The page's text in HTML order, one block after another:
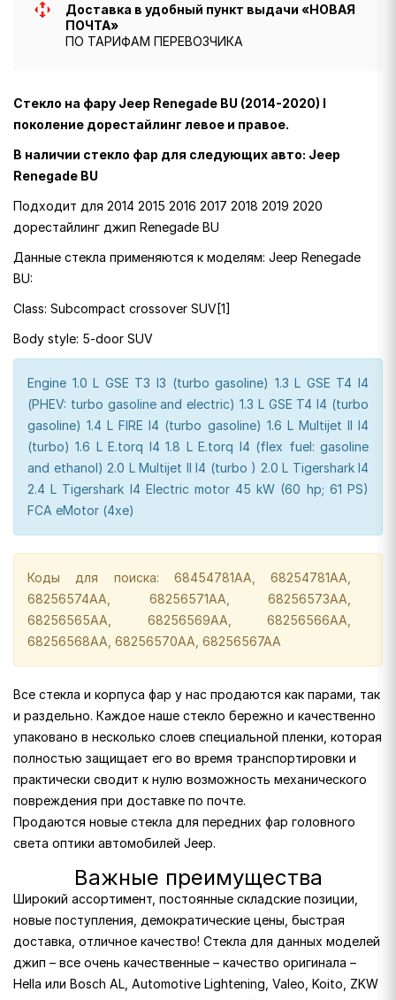
Доставка в удобный пункт выдачи «НОВАЯ
ПОЧТА»
ПО ТАРИФАМ ПЕРЕВОЗЧИКА
Стекло на фару Jeep Renegade BU (2014-2020) I
поколение дорестайлинг левое и правое.
В наличии стекло фар для следующих авто: Jeep
Renegade BU
Подходит для 2014 2015 2016 2017 2018 2019 2020
дорестайлинг джип Renegade BU
Данные стекла применяются к моделям: Jeep Renegade
BU:
Class: Subcompact crossover SUV[1]
Body style: 5-door SUV
Engine 1.0 L GSE T3 I3 (turbo gasoline) 1.3 L GSE T4 I4
(PHEV: turbo gasoline and electric) 1.3 L GSE T4 I4 (turbo
gasoline) 1.4 L FIRE I4 (turbo gasoline) 1.6 L Multijet II I4
(turbo) 1.6 L E.torq I4 1.8 L E.torq I4 (flex fuel: gasoline
and ethanol) 2.0 L Multijet II I4 (turbo ) 2.0 L Tigershark I4
2.4 L Tigershark I4 Electric motor 45 kW (60 hp; 61 PS)
FCA eMotor (4xe)
Коды для поиска: 68454781AA, 68254781AA,
68256574AA, 68256571AA, 68256573AA,
68256565AA, 68256569AA, 68256566AA,
68256568AA, 68256570AA, 68256567AA
Все стекла и корпуса фар у нас продаются как парами, так
и раздельно. Каждое наше стекло бережно и качественно
упаковано в несколько слоев специальной пленки, которая
полностью защищает его во время транспортировки и
практически сводит к нулю возможность механического
повреждения при доставке по почте.
Продаются новые стекла для передних фар головного
света оптики автомобилей Jeep.
Важные преимущества
Широкий ассортимент, постоянные складские позиции,
новые поступления, демократические цены, быстрая
доставка, отличное качество! Стекла для данных моделей
джип – все очень качественные – качество оригинала –
Hella или Bosch AL, Automotive Lightening, Valeo, Koito, ZKW